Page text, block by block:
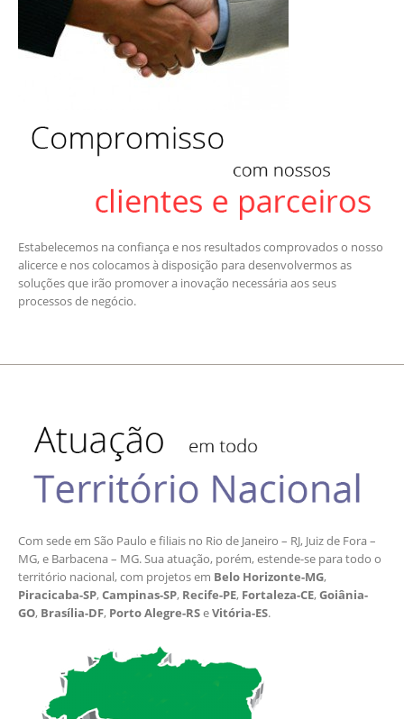
Estabelecemos na confiança e nos resultados comprovados o nosso
alicerce e nos colocamos à disposição para desenvolvermos as
soluções que irão promover a inovação necessária aos seus
processos de negócio.
Com sede em São Paulo e filiais no Rio de Janeiro – RJ, Juiz de Fora –
MG, e Barbacena – MG. Sua atuação, porém, estende-se para todo o
território nacional, com projetos em Belo Horizonte-MG,
Piracicaba-SP,Campinas-SP, Recife-PE, Fortaleza-CE,Goiânia-
GO, Brasília-DF, Porto Alegre-RSeVitória-ES.